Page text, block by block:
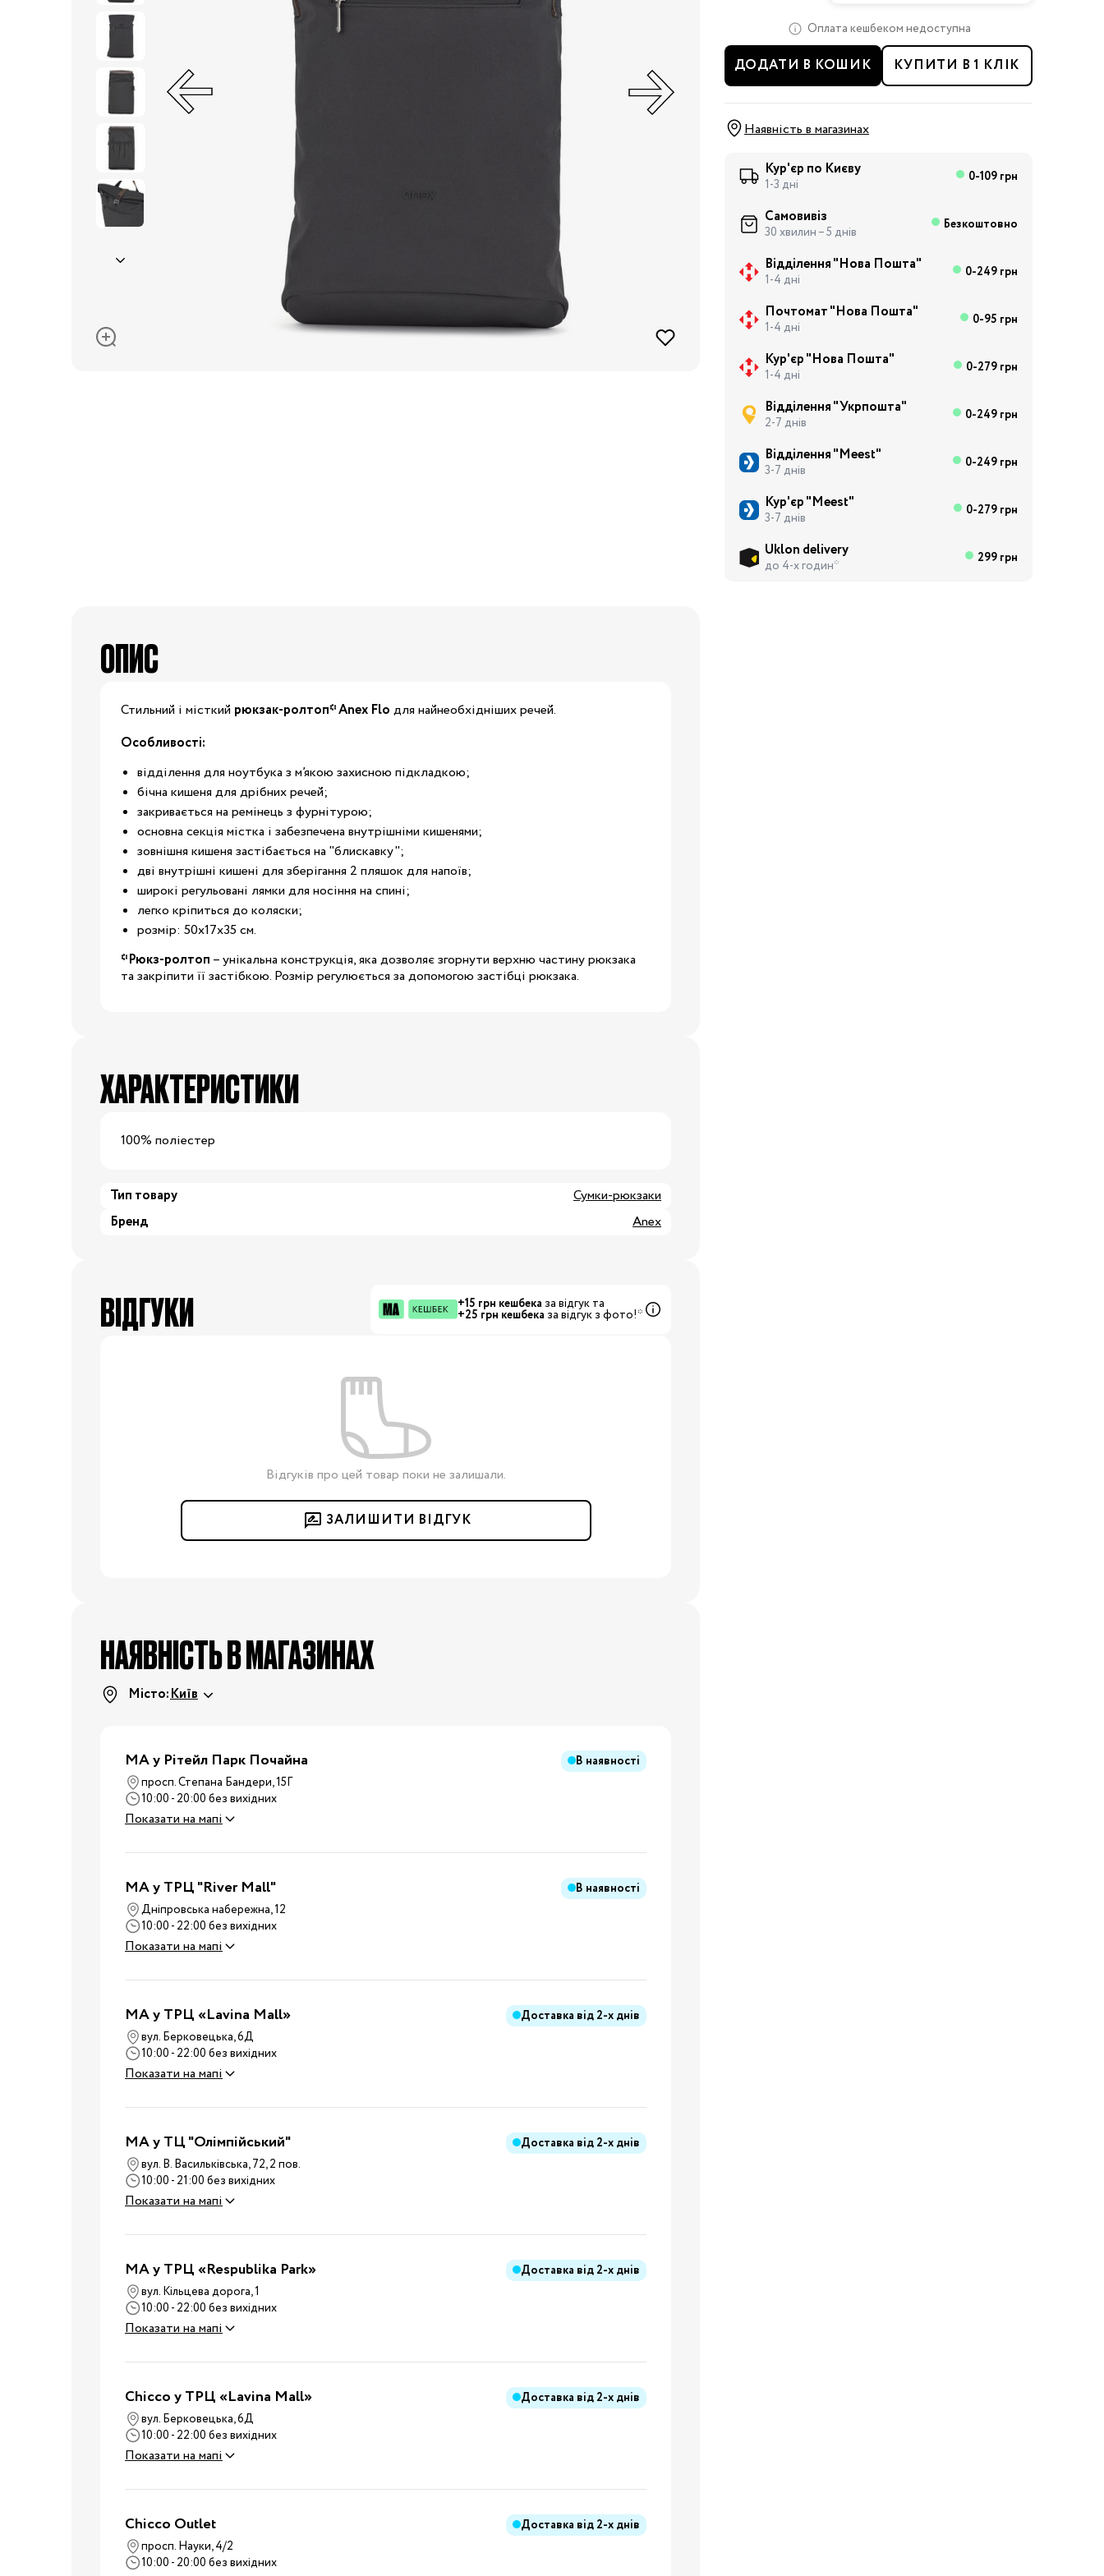
Окуляри сонцезахисні
Піжами та халати
Сукні та спідниці
Термобілизна
Рушники та накидки
Рюкзаки та сумки
Футболки та майки
Взуття
Чоботи
Капці
Туфлі
Взуття за розміром
15 16 17 18
19
20
21 22 23
24
25
26
29
30 31 31.5
32
39
20/21
24/25
Білизна післяпологова
Вітаміни
Подушки для годування
Бренди:
Ліжечка та колиски
приналежності
Килими
Крісла-гойдалки,
шезлонги
Дитячі ваги
Зволожувачі повітря
Дитяча безпека
Ванночки
Аксесуари для ванн
Подарунки та сувеніри
Стільчики для годування
Електроприлади
Вулиця
Коляски
Віжки
Нагрудні сумки
Дитячий транспорт
Аксесуари для колясок
Подорожі
Автокрісла
Аксесуари для
подорожей
Валізи для подорожей
Годування
Дитячі суміші
Каші
Пюре та снеки
Стільчики для годування
Аксесуари для стільчиків
Молоковідсмоктувачі
Пляшечки для годування
Пустушки, карабіни
Машини для приготування
суміші
стерилізатори
Пароварки-блендери
Слинявчики та нагрудники
Дитячий посуд
Оплата кешбеком недоступна
ДОДАТИ В КОШИК КУПИТИ В 1 КЛІК
Наявність в магазинах
Кур'єр по Києву
1-3 дні 0-109 грн
Самовивіз
30 хвилин – 5 днів Безкоштовно
Відділення "Нова Пошта"
1-4 дні 0-249 грн
Почтомат "Нова Пошта"
1-4 дні 0-95 грн
Кур'єр "Нова Пошта"
1-4 дні 0-279 грн
Відділення "Укрпошта"
2-7 днів 0-249 грн
Відділення "Meest"
3-7 днів 0-249 грн
Кур'єр "Meest"
3-7 днів 0-279 грн
Uklon delivery
до 4-х годин* 299 грн
ОПИС
Стильний і місткий рюкзак-ролтоп* Anex Flo для найнеобхідніших речей.
Особливості:
відділення для ноутбука з м’якою захисною підкладкою;
бічна кишеня для дрібних речей;
закривається на ремінець з фурнітурою;
основна секція містка і забезпечена внутрішніми кишенями;
зовнішня кишеня застібається на "блискавку";
дві внутрішні кишені для зберігання 2 пляшок для напоїв;
широкі регульовані лямки для носіння на спині;
легко кріпиться до коляски;
розмір: 50х17х35 см.
*Рюкз-ролтоп – унікальна конструкція, яка дозволяє згорнути верхню частину рюкзака
та закріпити її застібкою. Розмір регулюється за допомогою застібці рюкзака.
ХАРАКТЕРИСТИКИ
100% поліестер
Тип товару
Сумки-рюкзаки
Бренд
Anex
ВІДГУКИ +15 грн кешбека за відгук та
+25 грн кешбека за відгук з фото!*
Відгуків про цей товар поки не залишали.
ЗАЛИШИТИ ВІДГУК
НАЯВНІСТЬ В МАГАЗИНАХ
Місто:Київ
МА у Рітейл Парк Почайна
В наявності
просп. Степана Бандери, 15Г
10:00 - 20:00 без вихідних
Показати на мапі
MA у ТРЦ "River Mall"
В наявності
Дніпровська набережна, 12
10:00 - 22:00 без вихідних
Показати на мапі
MA у ТРЦ «Lavina Mall» Доставка від 2-х днів
вул. Берковецька, 6Д
10:00 - 22:00 без вихідних
Показати на мапі
MA у ТЦ "Олімпійський" Доставка від 2-х днів
вул. В. Васильківська, 72, 2 пов.
10:00 - 21:00 без вихідних
Показати на мапі
MA у ТРЦ «Respublika Park» Доставка від 2-х днів
вул. Кільцева дорога, 1
10:00 - 22:00 без вихідних
Показати на мапі
Chicco у ТРЦ «Lavina Mall» Доставка від 2-х днів
вул. Берковецька, 6Д
10:00 - 22:00 без вихідних
Показати на мапі
Chicco Outlet Доставка від 2-х днів
просп. Науки, 4/2
10:00 - 20:00 без вихідних